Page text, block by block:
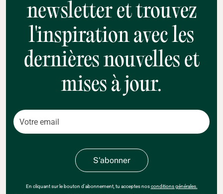
newsletter et trouvez
l'inspiration avec les
dernières nouvelles et
mises à jour.
En cliquant sur le bouton d'abonnement, tu acceptes nosconditions générales.